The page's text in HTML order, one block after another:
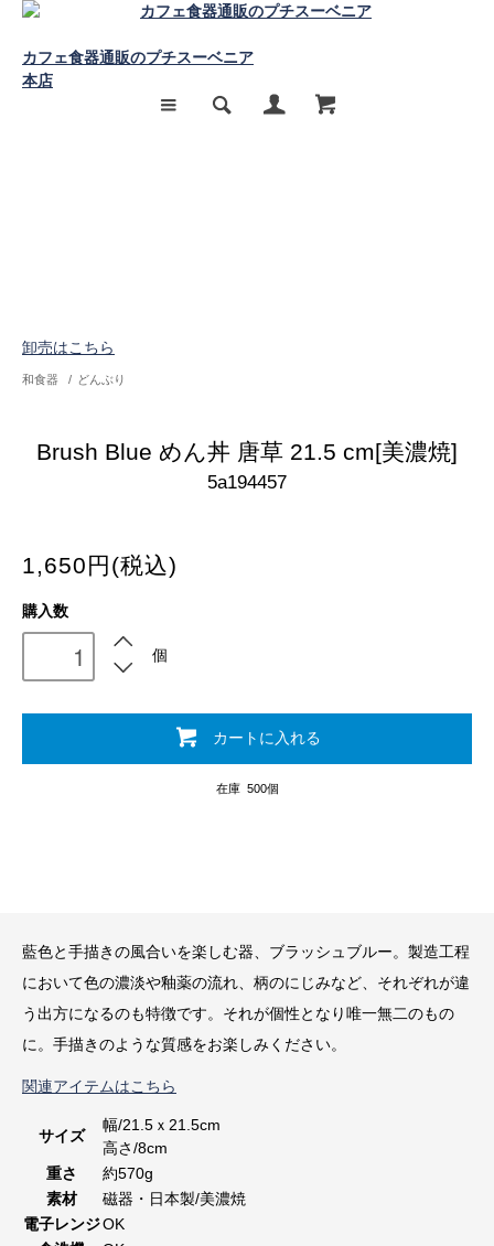
カフェ食器通販のプチスーベニア
本店
卸売はこちら
和食器 / どんぶり
Brush Blue めん丼 唐草 21.5 cm[美濃焼]
5a194457
1,650円(税込)
購入数
個
カートに入れる
在庫 500個
藍色と手描きの風合いを楽しむ器、ブラッシュブルー。製造工程
において色の濃淡や釉薬の流れ、柄のにじみなど、それぞれが違
う出方になるのも特徴です。それが個性となり唯一無二のもの
に。手描きのような質感をお楽しみください。
関連アイテムはこちら
サイズ
幅/21.5ｘ21.5cm
高さ/8cm
重さ
約570g
素材
磁器・日本製/美濃焼
電子レンジOK